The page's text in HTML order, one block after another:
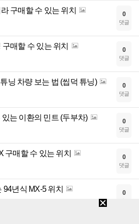
구매할 수 있는 위치 0
댓글
매할 수 있는 위치 0
댓글
닝 차량 보는 법 (씹덕 튜닝) 0
댓글
는 이환의 민트 (두부차) 0
댓글
구매할 수 있는 위치 0
댓글
년식 MX-5 위치 0